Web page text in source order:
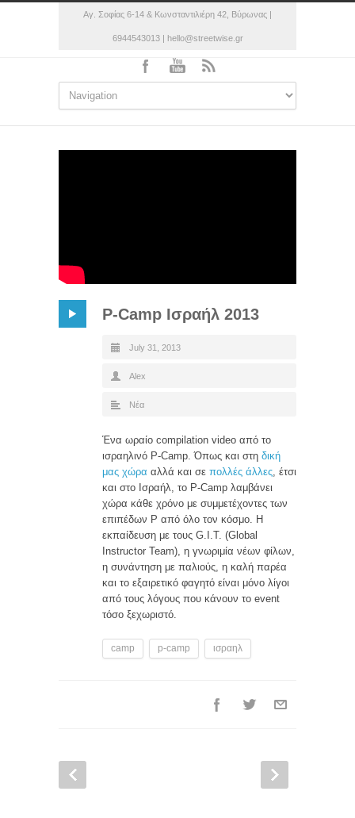
Αγ. Σοφίας 6-14 & Κωνσταντιλιέρη 42, Βύρωνας |
6944543013 | hello@streetwise.gr
P-Camp Ισραήλ 2013
July 31, 2013
Alex
Νέα
Ένα ωραίο compilation video από το
ισραηλινό P-Camp. Όπως και στη δική
μας χώρα αλλά και σε πολλές άλλες , έτσι
και στο Ισραήλ, το P-Camp λαμβάνει
χώρα κάθε χρόνο με συμμετέχοντες των
επιπέδων P από όλο τον κόσμο. Η
εκπαίδευση με τους G.I.T. (Global
Instructor Team), η γνωριμία νέων φίλων,
η συνάντηση με παλιούς, η καλή παρέα
και το εξαιρετικό φαγητό είναι μόνο λίγοι
από τους λόγους που κάνουν το event
τόσο ξεχωριστό.
camp p-camp ισραηλ